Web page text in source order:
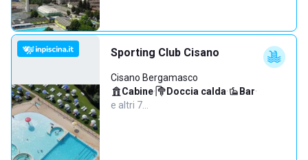
Sporting Club Cisano
Cisano Bergamasco
Cabine· Doccia calda· Bar·
e altri 7…